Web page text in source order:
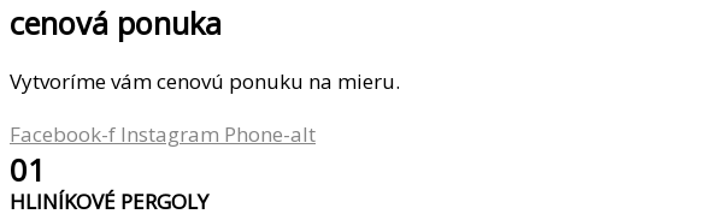
cenová ponuka
Vytvoríme vám cenovú ponuku na mieru.
Facebook-f Instagram Phone-alt
01
HLINÍKOVÉ PERGOLY